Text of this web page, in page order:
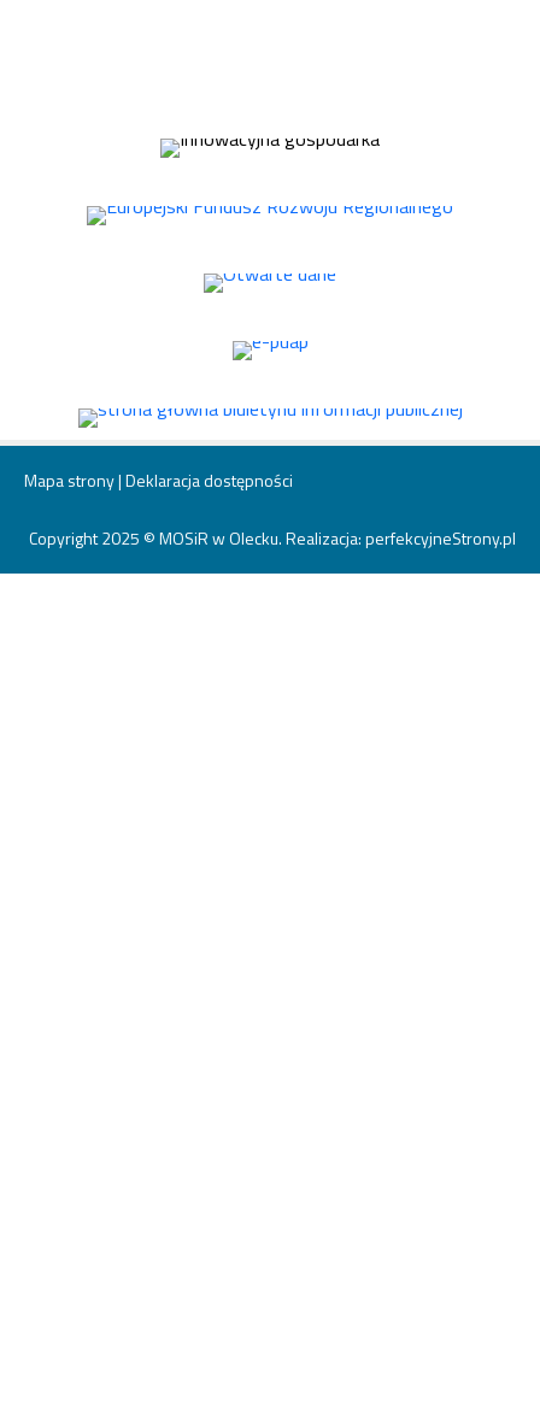
Mapa strony|Deklaracja dostępności
Copyright 2025 © MOSiR w Olecku. Realizacja:perfekcyjneStrony.pl